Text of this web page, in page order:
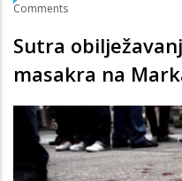
Comments
Sutra
masakra na